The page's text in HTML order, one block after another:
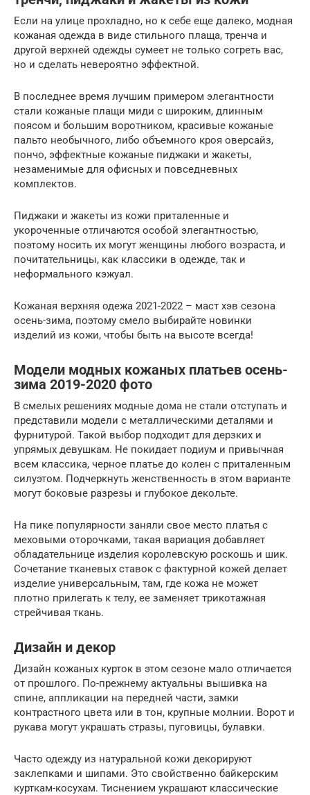
Если на улице прохладно, но к себе еще далеко, модная
кожаная одежда в виде стильного плаща, тренча и
другой верхней одежды сумеет не только согреть вас,
но и сделать невероятно эффектной.
В последнее время лучшим примером элегантности
стали кожаные плащи миди с широким, длинным
поясом и большим воротником, красивые кожаные
пальто необычного, либо объемного кроя оверсайз,
пончо, эффектные кожаные пиджаки и жакеты,
незаменимые для офисных и повседневных
комплектов.
Пиджаки и жакеты из кожи приталенные и
укороченные отличаются особой элегантностью,
поэтому носить их могут женщины любого возраста, и
почитательницы, как классики в одежде, так и
неформального кэжуал.
Кожаная верхняя одежа 2021-2022 – маст хэв сезона
осень-зима, поэтому смело выбирайте новинки
изделий из кожи, чтобы быть на высоте всегда!
Модели модных кожаных платьев осень-
зима 2019-2020 фото
В смелых решениях модные дома не стали отступать и
представили модели с металлическими деталями и
фурнитурой. Такой выбор подходит для дерзких и
упрямых девушкам. Не покидает подиум и привычная
всем классика, черное платье до колен с приталенным
силуэтом. Подчеркнуть женственность в этом варианте
могут боковые разрезы и глубокое декольте.
На пике популярности заняли свое место платья с
меховыми оторочками, такая вариация добавляет
обладательнице изделия королевскую роскошь и шик.
Сочетание тканевых ставок с фактурной кожей делает
изделие универсальным, там, где кожа не может
плотно прилегать к телу, ее заменяет трикотажная
стрейчивая ткань.
Дизайн и декор
Дизайн кожаных курток в этом сезоне мало отличается
от прошлого. По-прежнему актуальны вышивка на
спине, аппликации на передней части, замки
контрастного цвета или в тон, крупные молнии. Ворот и
рукава могут украшать стразы, пуговицы, булавки.
Часто одежду из натуральной кожи декорируют
заклепками и шипами. Это свойственно байкерским
курткам-косухам. Тиснением украшают классические